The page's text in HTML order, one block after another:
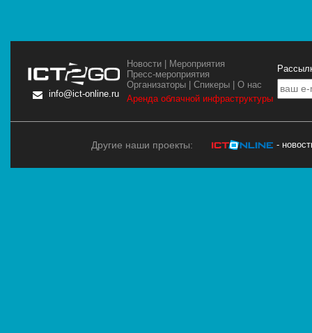
info@ict-online.ru
Новости | Мероприятия
Пресс-мероприятия
Организаторы |Спикеры |О нас
Аренда облачной инфраструктуры
Другие наши проекты: -